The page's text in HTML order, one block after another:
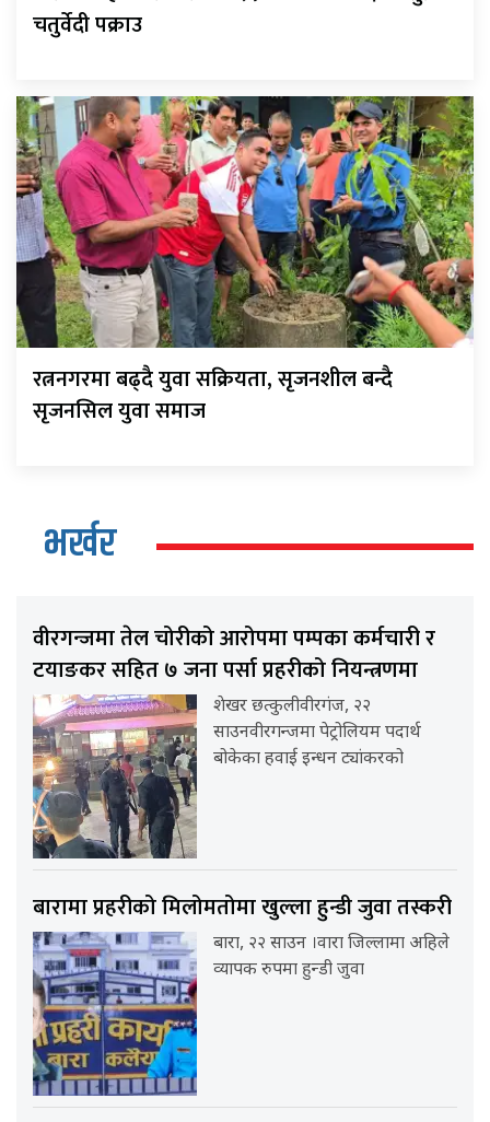
चतुर्वेदी पक्राउ
रत्ननगरमा बढ्दै युवा सक्रियता, सृजनशील बन्दै
सृजनसिल युवा समाज
भर्खर
वीरगन्जमा तेल चोरीको आरोपमा पम्पका कर्मचारी र
टयाङकर सहित ७ जना पर्सा प्रहरीको नियन्त्रणमा
शेखर छत्कुलीवीरगंज, २२
साउनवीरगन्जमा पेट्रोलियम पदार्थ
बोकेका हवाई इन्धन ट्यांकरको
बारामा प्रहरीको मिलोमतोमा खुल्ला हुन्डी जुवा तस्करी
बारा, २२ साउन ।वारा जिल्लामा अहिले
व्यापक रुपमा हुन्डी जुवा